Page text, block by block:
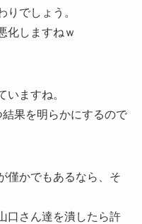
りでしょう。
化しますねｗ
いますね。
果を明らかにするので
僅かでもあるなら、そ
口さん達を潰したら許